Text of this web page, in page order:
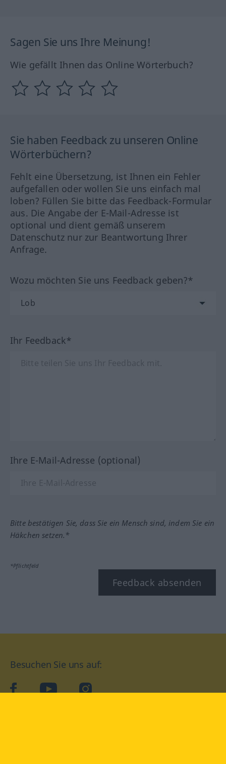
Sagen Sie uns Ihre Meinung!
Wie gefällt Ihnen das Online Wörterbuch?
Sie haben Feedback zu unseren Online
Wörterbüchern?
Fehlt eine Übersetzung, ist Ihnen ein Fehler
aufgefallen oder wollen Sie uns einfach mal
loben? Füllen Sie bitte das Feedback-Formular
aus. Die Angabe der E-Mail-Adresse ist
optional und dient gemäß unserem
Datenschutz nur zur Beantwortung Ihrer
Anfrage.
Wozu möchten Sie uns Feedback geben?*
Ihr Feedback*
Ihre E-Mail-Adresse (optional)
Bitte bestätigen Sie, dass Sie ein Mensch sind, indem Sie ein
Häkchen setzen.*
*Pflichtfeld
Feedback absenden
Besuchen Sie uns auf:
facebookYouTube Instagram